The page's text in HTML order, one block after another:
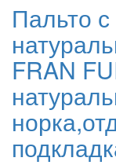
Пальто
FRAN